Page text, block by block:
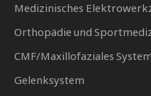
Medizinisches
Orthopädie und
CMF/Maxillofaziales System
Gelenksystem